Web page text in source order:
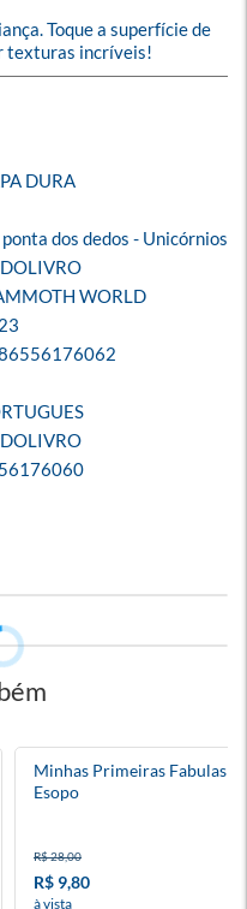
Toque a superfície de
texturas incríveis!
DURA
ponta dos dedos - Unicórnios
WORLD
Minhas Primeiras Fabulas
Esopo
R$ 28,00
R$ 9,80
à vista